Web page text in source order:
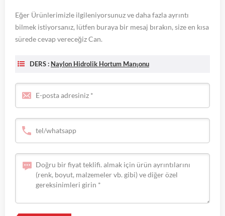
Eğer Ürünlerimizle ilgileniyorsunuz ve daha fazla ayrıntı
bilmek istiyorsanız, lütfen buraya bir mesaj bırakın, size en kısa
sürede cevap vereceğiz Can.
DERS : Naylon Hidrolik Hortum Manşonu